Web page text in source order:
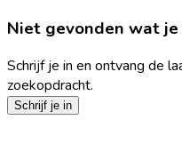
Niet gevonden wat je
Schrijf je in en ontvang de
zoekopdracht.
Schrijf je in